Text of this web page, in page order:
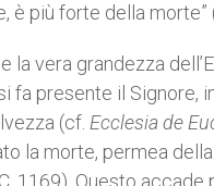
è più forte della morte”
la vera grandezza
fa presente il Signore,
(cf. Ecclesia de
la morte, permea
1169). Questo